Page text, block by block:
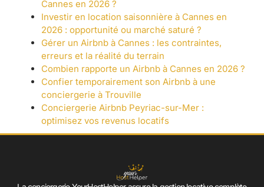
Cannes en 2026 ?
Investir en location saisonnière à Cannes en
2026 : opportunité ou marché saturé ?
Gérer un Airbnb à Cannes : les contraintes,
erreurs et la réalité du terrain
Combien rapporte un Airbnb à Cannes en 2026 ?
Confier temporairement son Airbnb à une
conciergerie à Trouville
Conciergerie Airbnb Peyriac-sur-Mer :
optimisez vos revenus locatifs